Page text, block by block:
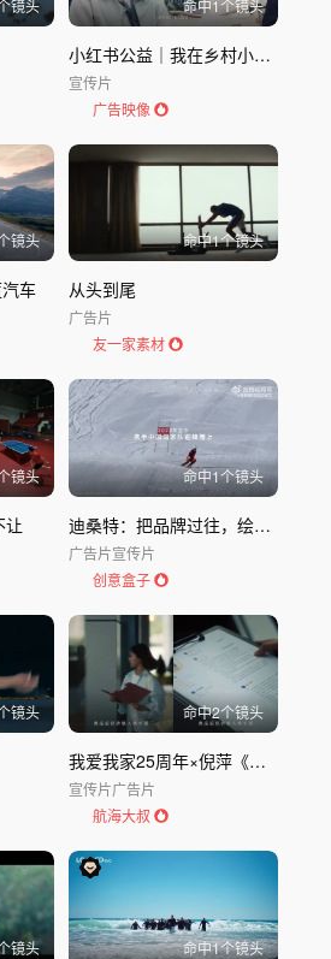
镜头 命中1个镜头
小红书公益｜我在乡村小有可为
宣传片
广告映像
镜头
车
命中1个镜头
从头到尾
广告片
友一家素材
镜头
让
命中1个镜头
迪桑特：把品牌过往，绘成一首曲子
广告片宣传片
创意盒子
镜头 命中2个镜头
我爱我家25周年×倪萍《好邻如故》温暖上线
宣传片广告片
航海大叔
镜头 命中1个镜头